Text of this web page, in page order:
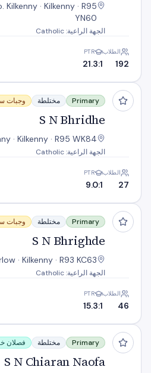
· Kilkenny · R95
YN60
الجهة الراعية: Catholic
الطلاب
192
PTR
21.3:1
S N Bhridhe
Primary مختلطة وجبات
S N Bhridhe
· Kilkenny · R95 WK84
الجهة الراعية: Catholic
الطلاب
27
PTR
9.0:1
S N Bhrighde
Primary مختلطة وجبات
S N Bhrighde
· Kilkenny · R93 KC63
الجهة الراعية: Catholic
الطلاب
46
PTR
15.3:1
S N Chiaran Naofa
Primary مختلطة فصلان
S N Chiaran Naofa